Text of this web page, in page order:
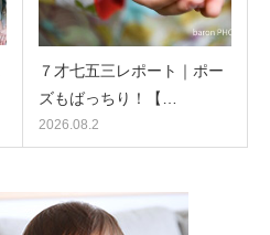
７才七五三レポート｜ポー
ズもばっちり！【…
2026.08.2